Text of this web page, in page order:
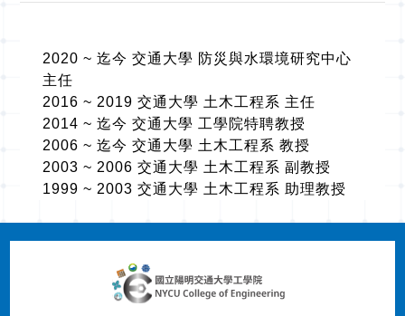
2020 ~ 迄今 交通大學 防災與水環境研究中心
主任
2016 ~ 2019 交通大學 土木工程系 主任
2014 ~ 迄今 交通大學 工學院特聘教授
2006 ~ 迄今 交通大學 土木工程系 教授
2003 ~ 2006 交通大學 土木工程系 副教授
1999 ~ 2003 交通大學 土木工程系 助理教授